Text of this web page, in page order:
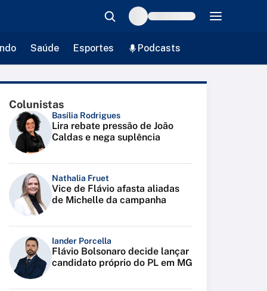
Saúde Esportes Podcasts
Colunistas
Basília Rodrigues
Lira rebate pressão de João
Caldas e nega suplência
Nathalia Fruet
Vice de Flávio afasta aliadas
de Michelle da campanha
Iander Porcella
Flávio Bolsonaro decide lançar
candidato próprio do PL em MG